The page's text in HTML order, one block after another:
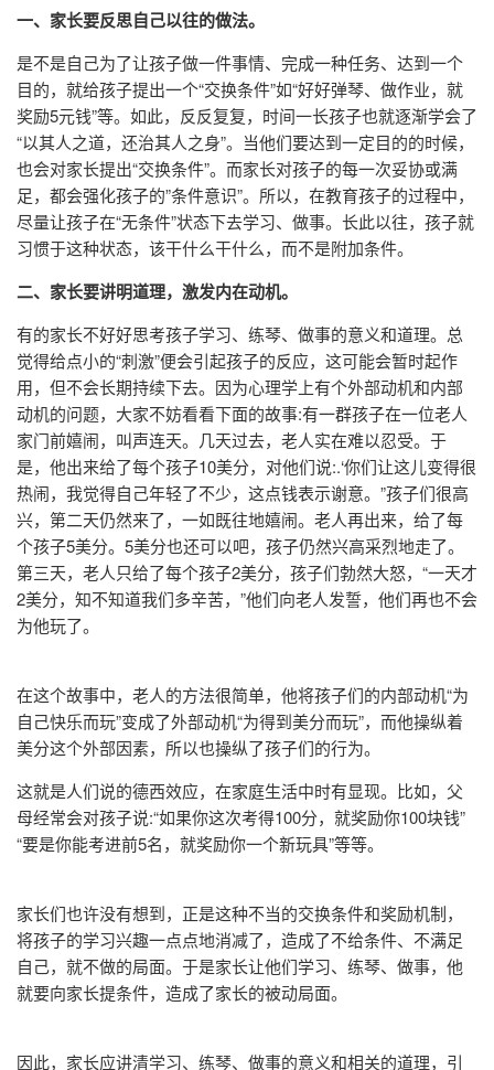
一、家长要反思自己以往的做法。
是不是自己为了让孩子做一件事情、完成一种任务、达到一个
目的，就给孩子提出一个“交换条件”如“好好弹琴、做作业，就
奖励5元钱”等。如此，反反复复，时间一长孩子也就逐渐学会了
“以其人之道，还治其人之身”。当他们要达到一定目的的时候，
也会对家长提出“交换条件”。而家长对孩子的每一次妥协或满
足，都会强化孩子的”条件意识”。所以，在教育孩子的过程中，
尽量让孩子在“无条件”状态下去学习、做事。长此以往，孩子就
习惯于这种状态，该干什么干什么，而不是附加条件。
二、家长要讲明道理，激发内在动机。
有的家长不好好思考孩子学习、练琴、做事的意义和道理。总
觉得给点小的“刺激”便会引起孩子的反应，这可能会暂时起作
用，但不会长期持续下去。因为心理学上有个外部动机和内部
动机的问题，大家不妨看看下面的故事:有一群孩子在一位老人
家门前嬉闹，叫声连天。几天过去，老人实在难以忍受。于
是，他出来给了每个孩子10美分，对他们说:.‘你们让这儿变得很
热闹，我觉得自己年轻了不少，这点钱表示谢意。”孩子们很高
兴，第二天仍然来了，一如既往地嬉闹。老人再出来，给了每
个孩子5美分。5美分也还可以吧，孩子仍然兴高采烈地走了。
第三天，老人只给了每个孩子2美分，孩子们勃然大怒，“一天才
2美分，知不知道我们多辛苦，”他们向老人发誓，他们再也不会
为他玩了。
在这个故事中，老人的方法很简单，他将孩子们的内部动机“为
自己快乐而玩”变成了外部动机“为得到美分而玩”，而他操纵着
美分这个外部因素，所以也操纵了孩子们的行为。
这就是人们说的德西效应，在家庭生活中时有显现。比如，父
母经常会对孩子说:“如果你这次考得100分，就奖励你100块钱”
“要是你能考进前5名，就奖励你一个新玩具”等等。
家长们也许没有想到，正是这种不当的交换条件和奖励机制，
将孩子的学习兴趣一点点地消减了，造成了不给条件、不满足
自己，就不做的局面。于是家长让他们学习、练琴、做事，他
就要向家长提条件，造成了家长的被动局面。
因此，家长应讲清学习、练琴、做事的意义和相关的道理，引